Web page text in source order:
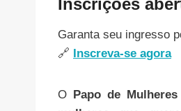
Inscrições
Garanta seu ingresso
🔗 Inscreva-se agora
O Papo de